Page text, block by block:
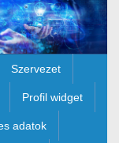
Szervezet
Profil widget
adatok